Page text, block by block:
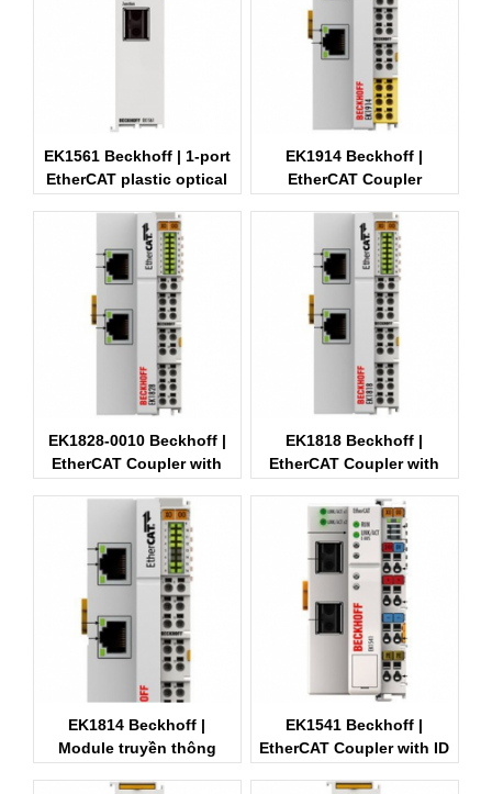
EK1561 Beckhoff | 1-port
EtherCAT plastic optical
EK1914 Beckhoff |
EtherCAT Coupler
EK1828-0010 Beckhoff |
EtherCAT Coupler with
EK1818 Beckhoff |
EtherCAT Coupler with
inputs/outputs
EK1814 Beckhoff |
Module truyền thông
EK1541 Beckhoff |
EtherCAT Coupler with ID